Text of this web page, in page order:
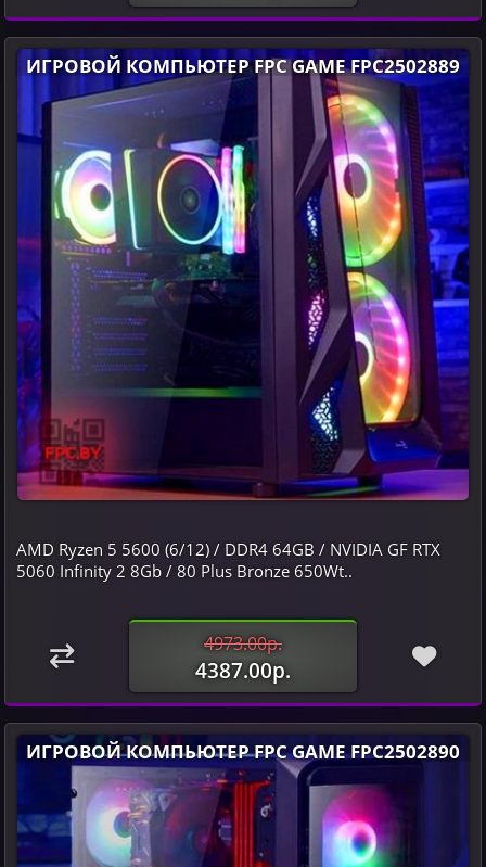
ИГРОВОЙ КОМПЬЮТЕР FPC GAME FPC2502889
AMD Ryzen 5 5600 (6/12) / DDR4 64GB / NVIDIA GF RTX
5060 Infinity 2 8Gb / 80 Plus Bronze 650Wt..
4973.00р.
4387.00р.
ИГРОВОЙ КОМПЬЮТЕР FPC GAME FPC2502890